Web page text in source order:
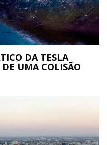
DA TESLA
UMA COLISÃO